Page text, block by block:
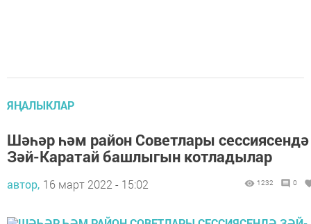
ЯҢАЛЫКЛАР
Шәһәр һәм район Советлары сессиясендә
Зәй-Каратай башлыгын котладылар
автор, 16 март 2022 - 15:02 1232 0